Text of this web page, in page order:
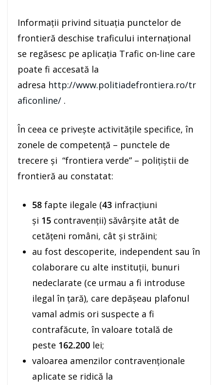
Informaţii privind situaţia punctelor de
frontieră deschise traficului internaţional
se regăsesc pe aplicaţia Trafic on-line care
poate fi accesată la
adresa http://www.politiadefrontiera.ro/tr
aficonline/ .
În ceea ce priveşte activităţile specifice, în
zonele de competenţă – punctele de
trecere şi “frontiera verde” – poliţiştii de
frontieră au constatat:
58 fapte ilegale (43 infracţiuni
şi 15 contravenţii) săvârşite atât de
cetăţeni români, cât şi străini;
au fost descoperite, independent sau în
colaborare cu alte instituţii, bunuri
nedeclarate (ce urmau a fi introduse
ilegal în ţară), care depăşeau plafonul
vamal admis ori suspecte a fi
contrafăcute, în valoare totală de
peste 162.200 lei;
valoarea amenzilor contravenţionale
aplicate se ridică la